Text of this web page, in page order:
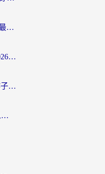
斧牛和light哪个好？海外华人最关心的回国加速器选择难题，一篇讲透
在国外怎么用虎牙不卡顿？2026海外华人亲测有效的回国加速器选择指南
斧牛和加速喵好用吗？海外游子的真实选择困境
马来西亚留学生回国VPN怎么选？3个避坑点+1款实测好用的加速器推荐